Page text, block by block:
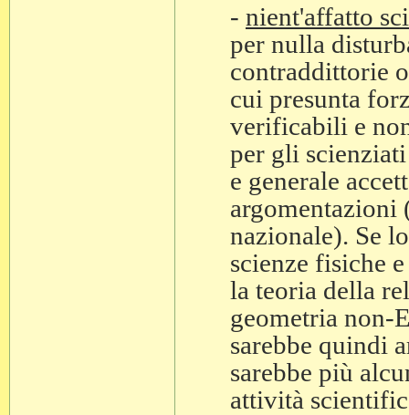
- nient'affatto
per nulla
contraddittorie
cui presunta
verificabili e
per gli
e generale
nazionale). Se
scienze fisiche
la teoria della
geometria non-
sarebbe quindi
sarebbe più
attività